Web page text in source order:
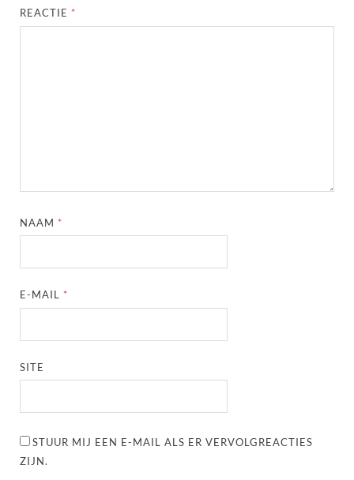
REACTIE *
NAAM *
E-MAIL *
SITE
STUUR MIJ EEN E-MAIL ALS ER VERVOLGREACTIES
ZIJN.